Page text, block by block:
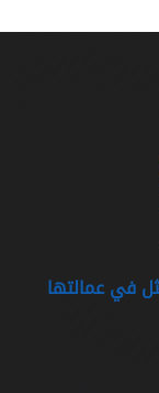
في عمالتها